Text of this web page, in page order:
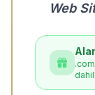
Web
dahil!